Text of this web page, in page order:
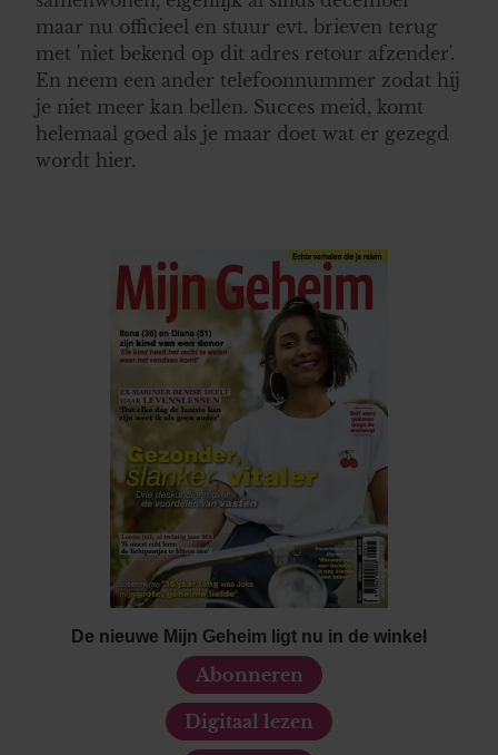
maar nu officieel en stuur evt. brieven terug
met 'niet bekend op dit adres retour afzender'.
En neem een ander telefoonnummer zodat hij
je niet meer kan bellen. Succes meid, komt
helemaal goed als je maar doet wat er gezegd
wordt hier.
De nieuwe Mijn Geheim ligt nu in de winkel
Abonneren
Digitaal lezen